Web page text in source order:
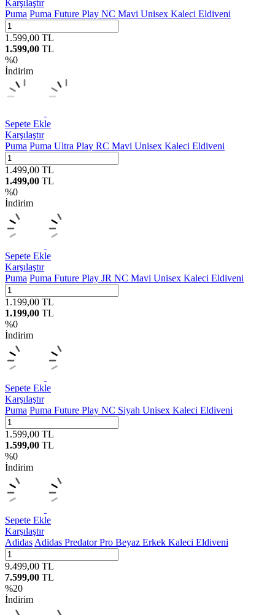
Karşılaştır
Puma Puma Future Play NC Mavi Unisex Kaleci Eldiveni
1.599,00 TL
1.599,00 TL
%0
İndirim
Sepete Ekle
Karşılaştır
Puma Puma Ultra Play RC Mavi Unisex Kaleci Eldiveni
1.499,00 TL
1.499,00 TL
%0
İndirim
Sepete Ekle
Karşılaştır
Puma Puma Future Play JR NC Mavi Unisex Kaleci Eldiveni
1.199,00 TL
1.199,00 TL
%0
İndirim
Sepete Ekle
Karşılaştır
Puma Puma Future Play NC Siyah Unisex Kaleci Eldiveni
1.599,00 TL
1.599,00 TL
%0
İndirim
Sepete Ekle
Karşılaştır
Adidas Adidas Predator Pro Beyaz Erkek Kaleci Eldiveni
9.499,00 TL
7.599,00 TL
%20
İndirim